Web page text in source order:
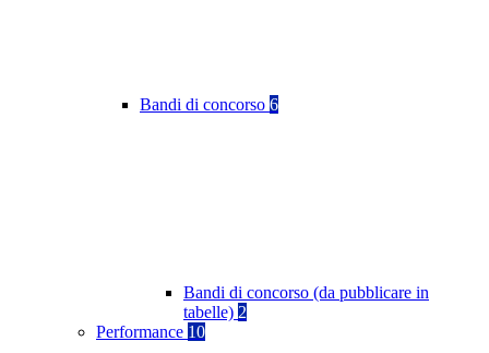
Bandi di concorso 6
Bandi di concorso (da pubblicare in
tabelle) 2
Performance 10